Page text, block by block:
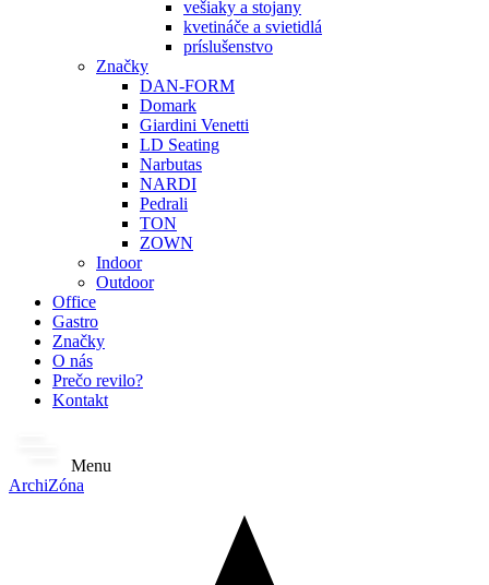
vešiaky a stojany
kvetináče a svietidlá
príslušenstvo
Značky
DAN-FORM
Domark
Giardini Venetti
LD Seating
Narbutas
NARDI
Pedrali
TON
ZOWN
Indoor
Outdoor
Office
Gastro
Značky
O nás
Prečo revilo?
Kontakt
Menu
ArchiZóna